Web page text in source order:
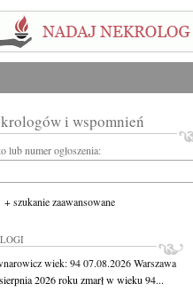
i wspomnień
lub numer ogłoszenia:
+ szukanie zaawansowane
wiek: 9407.08.2026Warszawa
2026 roku zmarł w wieku 94...